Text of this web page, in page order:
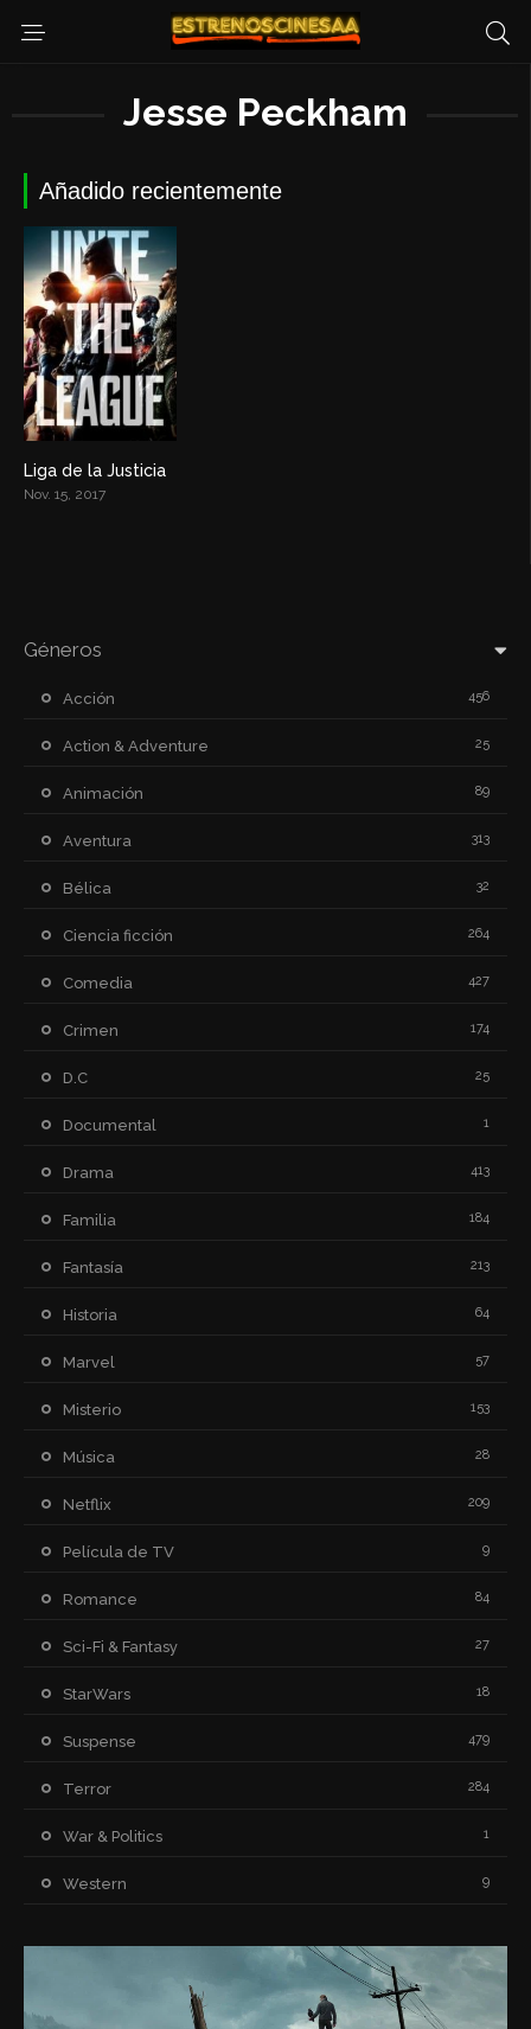
Jesse Peckham
Añadido recientemente
6.3
Liga de la Justicia
Nov. 15, 2017
Géneros
Acción 456
Action & Adventure 25
Animación 89
Aventura 313
Bélica 32
Ciencia ficción 264
Comedia 427
Crimen 174
D.C 25
Documental 1
Drama 413
Familia 184
Fantasía 213
Historia 64
Marvel 57
Misterio 153
Música 28
Netflix 209
Película de TV 9
Romance 84
Sci-Fi & Fantasy 27
StarWars 18
Suspense 479
Terror 284
War & Politics 1
Western 9